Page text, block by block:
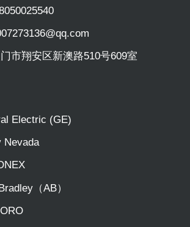
市翔安区新澳路510号609室
Electric (GE)
（AB）